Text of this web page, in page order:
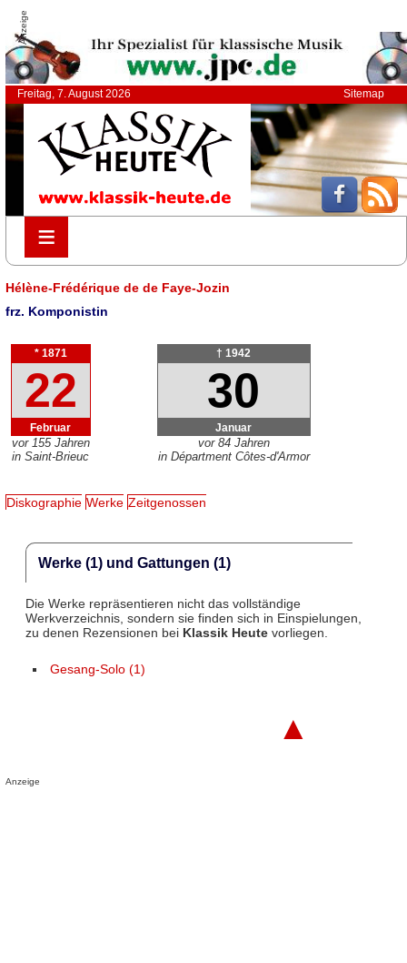
Anzeige
Freitag, 7. August 2026 Sitemap
≡
≡
Hélène-Frédérique de de Faye-Jozin
frz. Komponistin
* 1871
22
Februar
vor 155 Jahren
in Saint-Brieuc
† 1942
30
Januar
vor 84 Jahren
in Départment Côtes-d'Armor
Diskographie Werke Zeitgenossen
Werke (1) und Gattungen (1)
Die Werke repräsentieren nicht das vollständige
Werkverzeichnis, sondern sie finden sich in Einspielungen,
zu denen Rezensionen bei Klassik Heutevorliegen.
Gesang-Solo (1)
▲
Anzeige